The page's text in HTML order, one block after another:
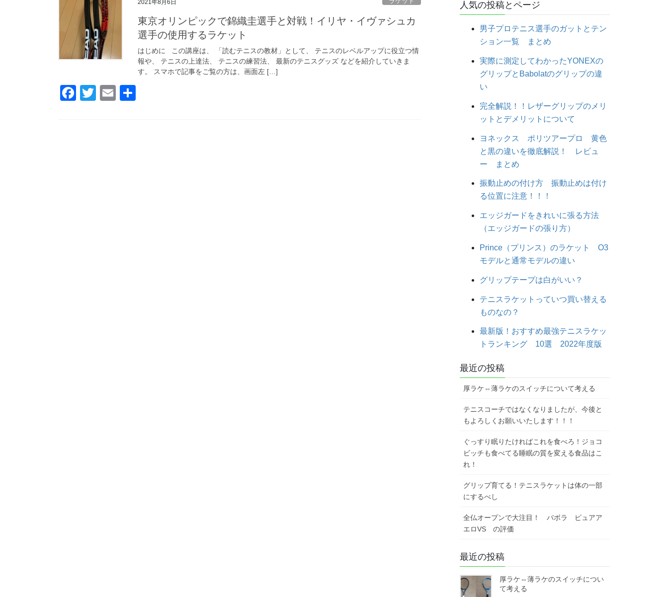
2021年8月6日
東京オリンピックで錦織圭選手と対戦！イリヤ・イヴァシュカ
選手の使用するラケット
はじめに この講座は、 「読むテニスの教材」として、 テニスのレベルアップに役立つ情
報や、 テニスの上達法、 テニスの練習法、 最新のテニスグッズ などを紹介していきま
す。 スマホで記事をご覧の方は、画面左 […]
F
T
E
人気の投稿とページ
男子プロテニス選手のガットとテン
ション一覧 まとめ
実際に測定してわかったYONEXの
グリップとBabolatのグリップの違
い
完全解説！！レザーグリップのメリ
ットとデメリットについて
ヨネックス ポリツアープロ 黄色
と黒の違いを徹底解説！ レビュ
ー まとめ
振動止めの付け方 振動止めは付け
る位置に注意！！！
エッジガードをきれいに張る方法
（エッジガードの張り方）
Prince（プリンス）のラケット O3
モデルと通常モデルの違い
グリップテープは白がいい？
テニスラケットっていつ買い替える
ものなの？
最新版！おすすめ最強テニスラケッ
トランキング 10選 2022年度版
最近の投稿
厚ラケ⇔薄ラケのスイッチについて考える
テニスコーチではなくなりましたが、今後と
もよろしくお願いいたします！！！
ぐっすり眠りたければこれを食べろ！ジョコ
ビッチも食べてる睡眠の質を変える食品はこ
れ！
グリップ育てる！テニスラケットは体の一部
にするべし
全仏オープンで大注目！ バボラ ピュアア
エロVS の評価
最近の投稿
厚ラケ⇔薄ラケのスイッチについ
て考える